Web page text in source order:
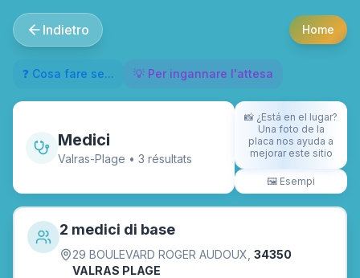
Indietro Home
❓ Cosa fare se... 💡 Per ingannare l'attesa
Medici
Valras-Plage • 3 résultats
📸 ¿Está en el lugar?
Una foto de la
placa nos ayuda a
mejorar este sitio
🖼️ Esempi
2 medici di base
29 BOULEVARD ROGER AUDOUX 34350
VALRAS PLAGE